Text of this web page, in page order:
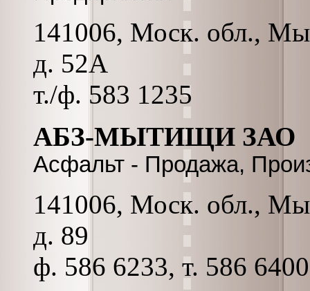
141006, Моск. обл.,
д. 52А
т./ф. 583 1235
АБЗ-МЫТИЩИ ЗАО
Асфальт - Продажа,
141006, Моск. обл.,
д. 89
ф. 586 6233, т. 586 6400